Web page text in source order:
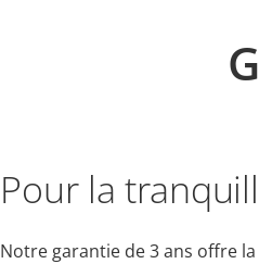
Pour la
Notre garantie de 3 ans offre